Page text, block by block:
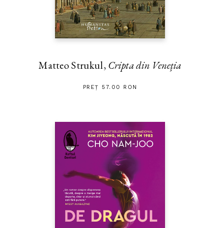
Matteo Strukul, Cripta din Veneția
PREȚ 57.00 RON